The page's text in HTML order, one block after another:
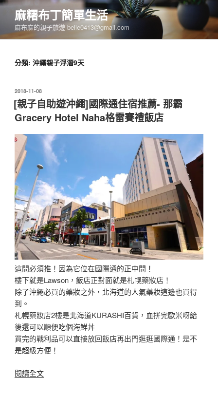
跳
要
麻糬布丁簡單生活
麻布麻的親子旅遊 belle0413@gmail.com
分類: 沖繩親子浮潛9天
發
佈
於
2018-11-08
[親子自助遊沖繩]國際通住宿推薦- 那霸
Gracery Hotel Naha格雷賽禮飯店
這間必須推！因為它位在國際通的正中間！
樓下就是Lawson，飯店正對面就是札幌藥妝店！
除了沖繩必買的藥妝之外，北海道的人氣藥妝這邊也買得
到。
札幌藥妝店2樓是北海道KURASHI百貨，血拼完歐米呀給
後還可以順便吃個海鮮丼
買完的戰利品可以直接放回飯店再出門逛逛國際通！是不
是超級方便！
閱讀全文〈[親